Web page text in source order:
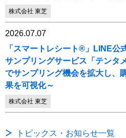
株式会社 東芝
2026.07.07
「スマートレシート®」LINE公
サンプリングサービス「テンタ
でサンプリング機会を拡大し、
果を可視化～
株式会社 東芝
トピックス・お知らせ一覧